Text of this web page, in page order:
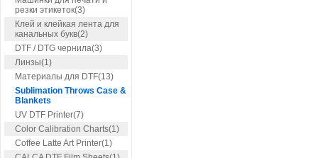
резки этикеток(3)
Клей и клейкая лента для
канальных букв(2)
DTF / DTG чернила(3)
Линзы(1)
Материалы для DTF(13)
Sublimation Throws Case &
Blankets
UV DTF Printer(7)
Color Calibration Charts(1)
Coffee Latte Art Printer(1)